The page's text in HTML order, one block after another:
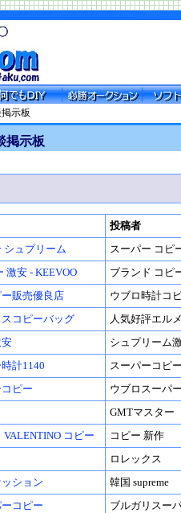
示板
掲示板
投稿者
シュプリーム
スーパー コピ
激安 - KEEVOO
ブランド コピ
販売優良店
ウブロ時計コ
コピーバッグ
人気好評エル
シュプリーム
計1140
スーパーコピ
ピー
ウブロスーパ
GMTマスター
コピー
コピー 新作
ロレックス
ション
韓国 supreme
コピー
ブルガリスー